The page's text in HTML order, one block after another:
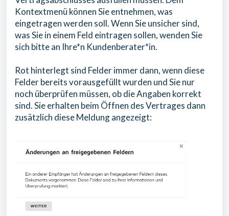
Kontextmenü können Sie entnehmen, was
eingetragen werden soll. Wenn Sie unsicher sind,
was Sie in einem Feld eintragen sollen, wenden Sie
sich bitte an Ihre*n Kundenberater*in.
Rot hinterlegt sind Felder immer dann, wenn diese
Felder bereits vorausgefüllt wurden und Sie nur
noch überprüfen müssen, ob die Angaben korrekt
sind. Sie erhalten beim Öffnen des Vertrages dann
zusätzlich diese Meldung angezeigt: